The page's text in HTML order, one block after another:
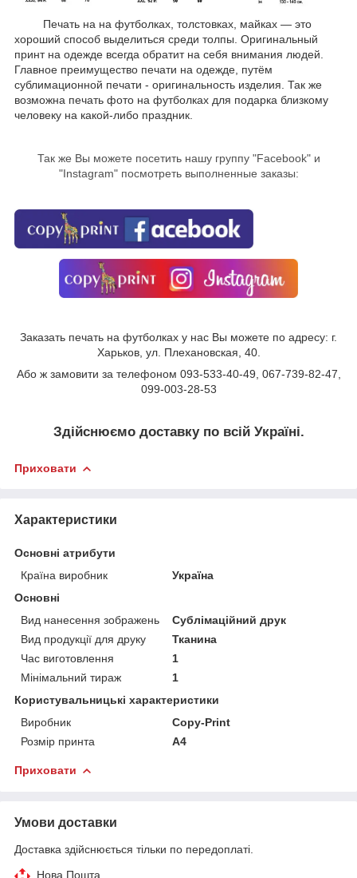
Печать на на футболках, толстовках, майках ― это
хороший способ выделиться среди толпы. Оригинальный
принт на одежде всегда обратит на себя внимания людей.
Главное преимущество печати на одежде, путём
сублимационной печати - оригинальность изделия. Так же
возможна печать фото на футболках для подарка близкому
человеку на какой-либо праздник.
Так же Вы можете посетить нашу группу "Facebook" и
"Instagram" посмотреть выполненные заказы:
Заказать печать на футболках у нас Вы можете по адресу: г.
Харьков, ул. Плехановская, 40.
Або ж замовити за телефоном 093-533-40-49, 067-739-82-47,
099-003-28-53
Здійснюємо доставку по всій Україні.
Приховати
Характеристики
Основні атрибути
Країна виробник
Україна
Основні
Вид нанесення зображень
Сублімаційний друк
Вид продукції для друку
Тканина
Час виготовлення
1
Мінімальний тираж
1
Користувальницькі характеристики
Виробник
Copy-Print
Розмір принта
А4
Приховати
Умови доставки
Доставка здійснюється тільки по передоплаті.
Нова Пошта